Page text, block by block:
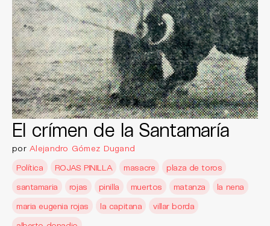
El crímen de la Santamaría
porAlejandro Gómez Dugand
Política
ROJAS PINILLA masacre
plaza de toros
santamaria
rojas pinilla muertos matanza
la nena
maria eugenia rojas
la capitana
villar borda